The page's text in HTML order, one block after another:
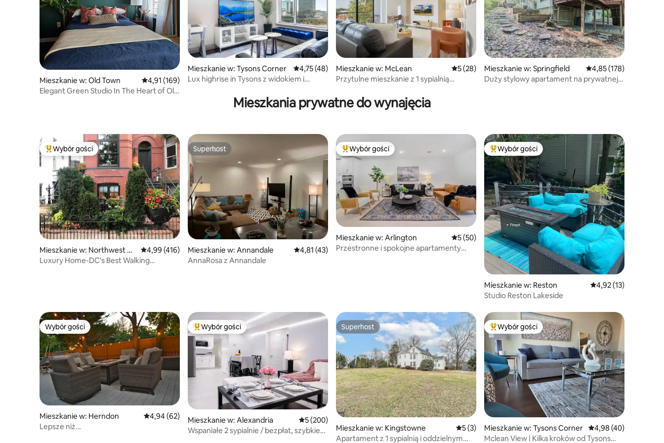
Mieszkanie w: Old Town Średnia ocena: 4,91 na 5, liczba recenzji: 169
4,91 (169)
Elegant Green Studio In The Heart of Old
Mieszkanie w: Tysons Corner Średnia ocena: 4,75 na 5, liczba recenzji: 48
4,75 (48)
Lux highrise in Tysons z widokiem i
Mieszkanie w: McLean Średnia ocena: 5 na 5, liczba recenzji: 28
5 (28)
Przytulne mieszkanie z 1 sypialnią
Mieszkanie w: Springfield Średnia ocena: 4,85
4,85 (178)
Duży stylowy apartament na prywatnej
Mieszkania prywatne do wynajęcia
Najpopularniejsze z kategorii Wybór gości
Wybór gości
Mieszkanie w: Northwest W
ashington
Średnia ocena: 4,99 na 5, liczba recenzji: 416
4,99 (416)
Luxury Home-DC's Best Walking
Superhost
Superhost
Mieszkanie w: Annandale Średnia ocena: 4,81 na 5, liczba recenzji: 43
4,81 (43)
AnnaRosa z Annandale
Najpopularniejsze z kategorii Wybór gości
Wybór gości
Mieszkanie w: Arlington Średnia ocena: 5 na 5, liczba recenzji: 50
5 (50)
Przestronne i spokojne apartamenty
Najpopularniejsze z kategorii Wybór gości
Wybór gości
Mieszkanie w: Reston Średnia ocena: 4,92
4,92 (13)
Studio Reston Lakeside
Wybór gości
Wybór gości
Mieszkanie w: Herndon Średnia ocena: 4,94 na 5, liczba recenzji: 62
4,94 (62)
Lepsze niż
Najpopularniejsze z kategorii Wybór gości
Wybór gości
Mieszkanie w: Alexandria Średnia ocena: 5 na 5, liczba recenzji: 200
5 (200)
Wspaniałe 2 sypialnie / bezpłat, szybkie
Superhost
Superhost
Mieszkanie w: Kingstowne Średnia ocena: 5 na 5, liczba recenzji: 3
5 (3)
Apartament z 1 sypialnią i oddzielnym
Najpopularniejsze z kategorii Wybór gości
Wybór gości
Mieszkanie w: Tysons Corner Średnia ocena: 4,98
4,98 (40)
Mclean View | Kilka kroków od Tysons